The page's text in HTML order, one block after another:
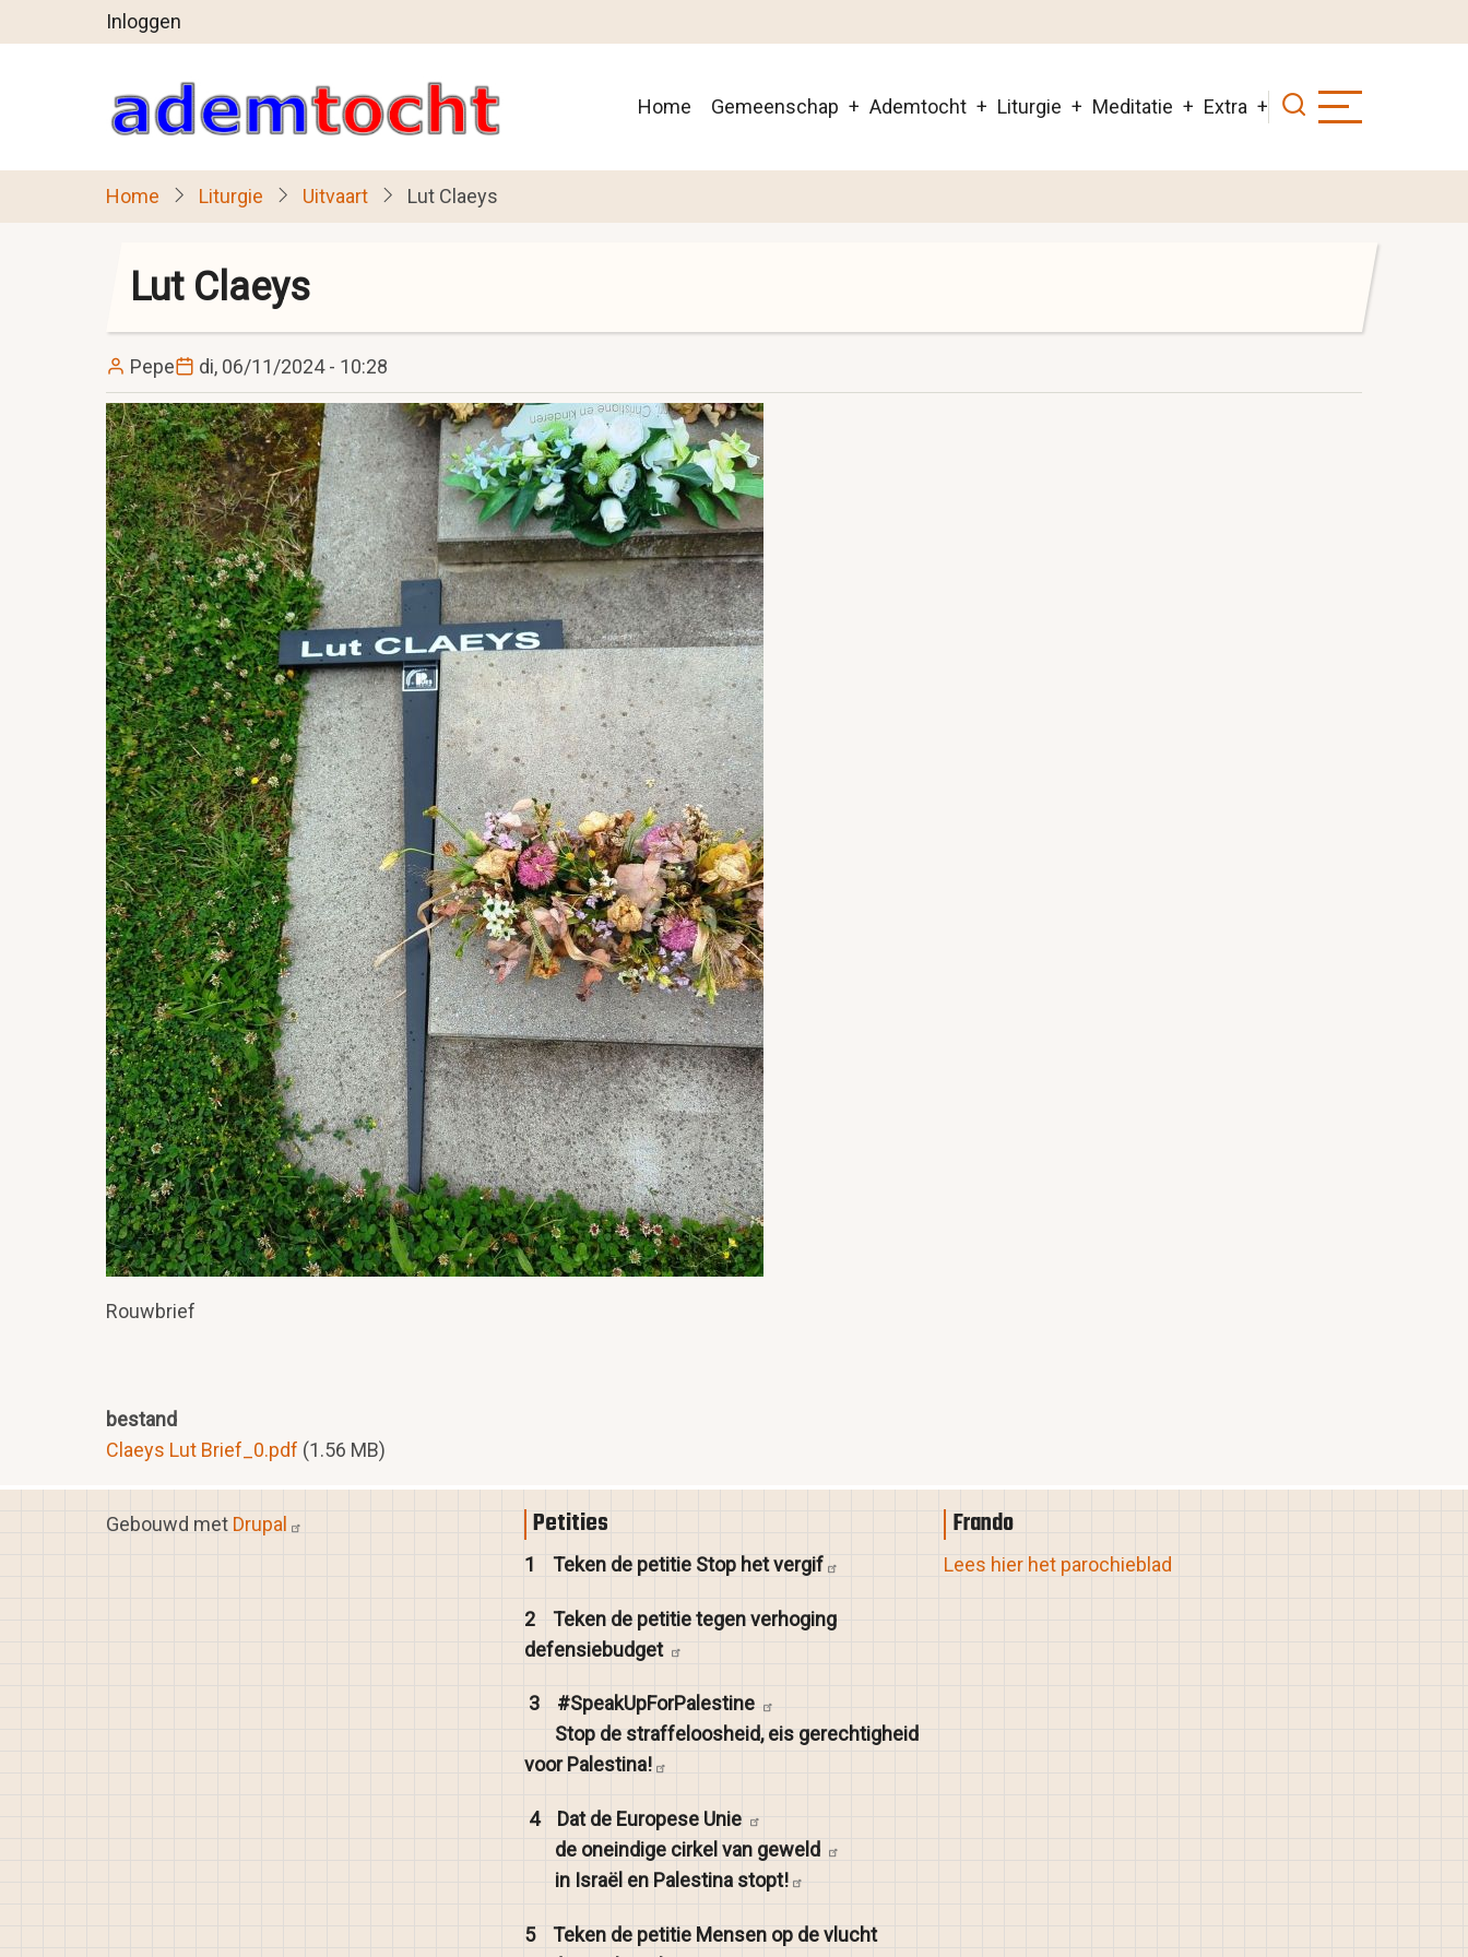
en
gaan
User
account
menu
Inloggen
Main
Home Gemeenschap Ademtocht Liturgie Meditatie Extra
Home Liturgie Uitvaart Lut Claeys
Lut Claeys
Pepe di, 06/11/2024 - 10:28
Image
Rouwbrief
bestand
Claeys Lut Brief_0.pdf (1.56 MB)
Gebouwd met Drupal Petities
1Teken de petitie Stop hetvergif
2Teken de petitie tegen verhoging
defensiebudget
3
#SpeakUpForPalestine
Stop de straffeloosheid, eis gerechtigheid
voorPalestina!
4 Dat de Europese Unie
de oneindige cirkel van geweld
in Israël en Palestina stopt!
5Teken de petitie Mensen op de vlucht
Frando
Lees hier het parochieblad